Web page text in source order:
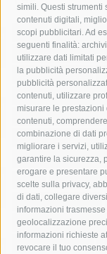
simili. Questi strumenti
contenuti digitali,
scopi pubblicitari. Ad
seguenti finalità:
utilizzare dati limitati
la pubblicità
pubblicità
contenuti, utilizzare
misurare le
contenuti,
combinazione di dati
migliorare i servizi,
garantire la sicurezza,
erogare e presentare
scelte sulla privacy,
di dati, collegare
informazioni
geolocalizzazione
informazioni richieste
revocare il tuo
acqua allerta
area marina
Asl Napoli 3 sud
castellammare di
comune di sorrento
costiera amalfitana
fondazione
lavori
lorenzo
massimo coppola
penisola sorrentina
protezione civile